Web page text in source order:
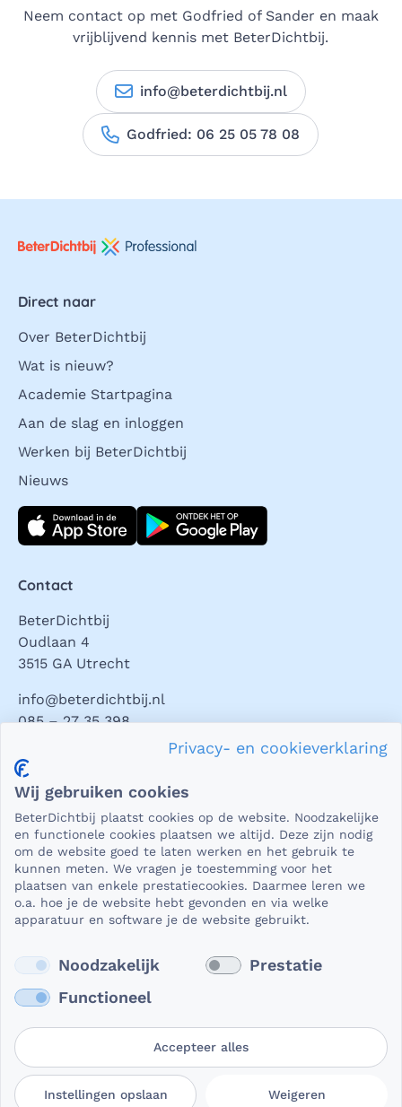
Neem contact op met Godfried of Sander en maak
vrijblijvend kennis met BeterDichtbij.
info@beterdichtbij.nl
Godfried: 06 25 05 78 08
Direct naar
Over BeterDichtbij
Wat is nieuw?
Academie Startpagina
Aan de slag en inloggen
Werken bij BeterDichtbij
Nieuws
Download direct
Contact
BeterDichtbij
Oudlaan 4
3515 GA Utrecht
info@beterdichtbij.nl
085 – 27 35 398
Privacy en veiligheid
essentieel dat die beveiligd worden uitgewisseld. En dat
die gegevens niet in verkeerde handen vallen. Daar kun je
op rekenen bij BeterDichtbij.
Lees verder
Gebruikersvoorwaarden
Privacy- en
Cookievoorkeuren
Privacy- en cookieverklaring
Wij gebruiken cookies
BeterDichtbij plaatst cookies op de website. Noodzakelijke
en functionele cookies plaatsen we altijd. Deze zijn nodig
om de website goed te laten werken en het gebruik te
kunnen meten. We vragen je toestemming voor het
plaatsen van enkele prestatiecookies. Daarmee leren we
o.a. hoe je de website hebt gevonden en via welke
apparatuur en software je de website gebruikt.
Noodzakelijk
Prestatie
Functioneel
Accepteer alles
Instellingen opslaan Weigeren